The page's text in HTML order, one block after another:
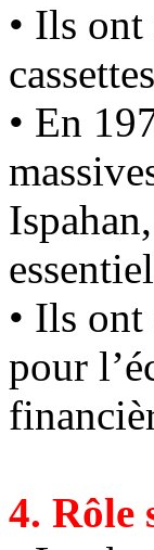
• Ils
• En
• Ils
pour
4. Rôle